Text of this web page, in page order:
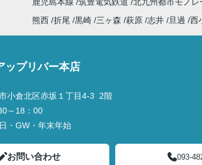
熊西 折尾 黒崎 三ヶ森 萩原 志井 旦過 西
ップリバー本店
小倉北区赤坂１丁目4‐3 2階
～18：00
・GW・年末年始
お問い合わせ 093-